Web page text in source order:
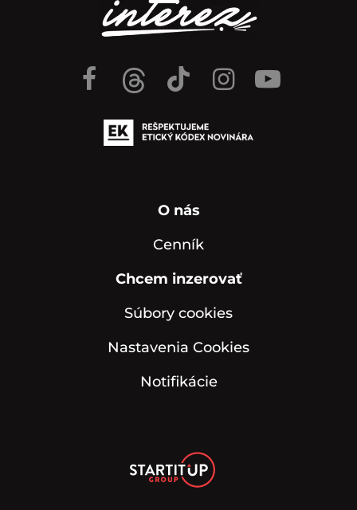
O nás
Cenník
Chcem inzerovať
Súbory cookies
Nastavenia Cookies
Notifikácie